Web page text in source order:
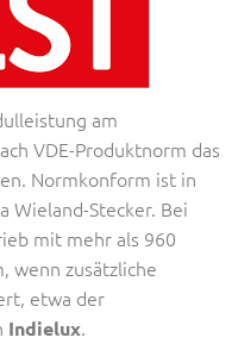
am
VDE-Produktnorm das
Normkonform ist in
Wieland-Stecker. Bei
mit mehr als 960
wenn zusätzliche
etwa der
Indielux.